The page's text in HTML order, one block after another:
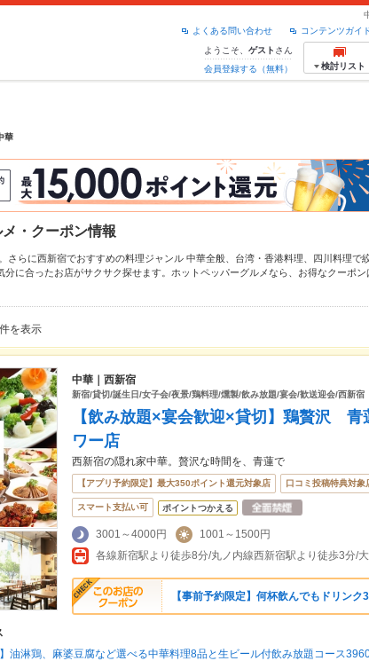
コンテンツガイ
よくある問い合わせ
ようこそ、 ゲスト さん
会員登録する（無料）
検討リスト
華
・クーポン情報
さらに西新宿でおすすめの料理ジャンル 中華全般 台湾・香港料理 四川料理で
分に合ったお店がサクサク探せます。ホットペッパーグルメなら、お得なクーポ
や季節のおすすめ料理など、お店の最新情報をご紹介しているので安心！24時間使
件を表示
中華｜西新宿
新宿/貸切/誕生日/女子会/夜景/鶏料理/燻製/飲み放題/宴会/歓送迎会/西新宿
【飲み放題×宴会歓迎×貸切】鶏贅沢
ワー店
西新宿の隠れ家中華。贅沢な時間を、青蓮で
【アプリ予約限定】最大350ポイント還元対象店 口コミ投稿特典対象
スマート支払い可 ポイントつかえる
3001～4000円
1001～1500円
【事前予約限定】何杯飲んでもドリンク
油淋鶏、麻婆豆腐など選べる中華料理8品と生ビール付飲み放題コース